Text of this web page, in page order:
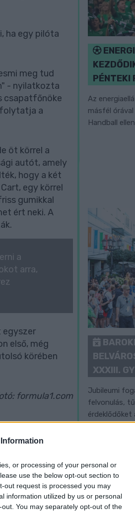
or processing of your personal or
use the below opt-out section to
out request is processed you may
information utilized by us or personal
You may separately opt-out of the
ha egy pilóta
meg tud
- nyilatkozta
csapatfőnöke
folytatja a
öt körrel a
autót, amely
hogy a két
egy körrel
gumikkal
ért neki. A
a
arra,
egyszer
első, még
körében
formula1.com
PÉNTEKI
Az
másfél
Handball
XXXIII.
Jubileumi
felvonulás,
érdeklődőket